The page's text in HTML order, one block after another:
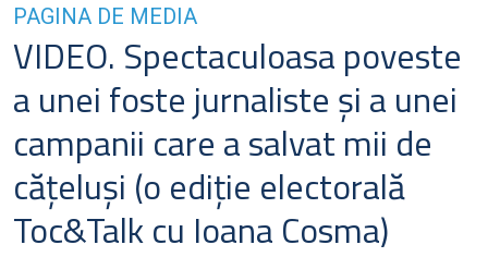
PAGINA DE MEDIA
VIDEO. Spectaculoasa poveste
a unei foste jurnaliste şi a unei
campanii care a salvat mii de
căţeluşi (o ediţie electorală
Toc&Talk cu Ioana Cosma)